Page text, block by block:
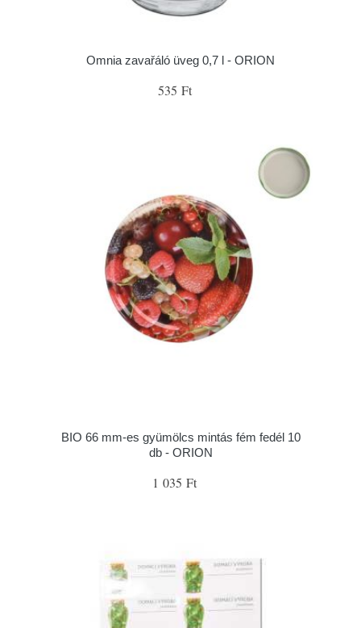
Omnia zavařáló üveg 0,7 l - ORION
535 Ft
BIO 66 mm-es gyümölcs mintás fém fedél 10
db - ORION
1 035 Ft